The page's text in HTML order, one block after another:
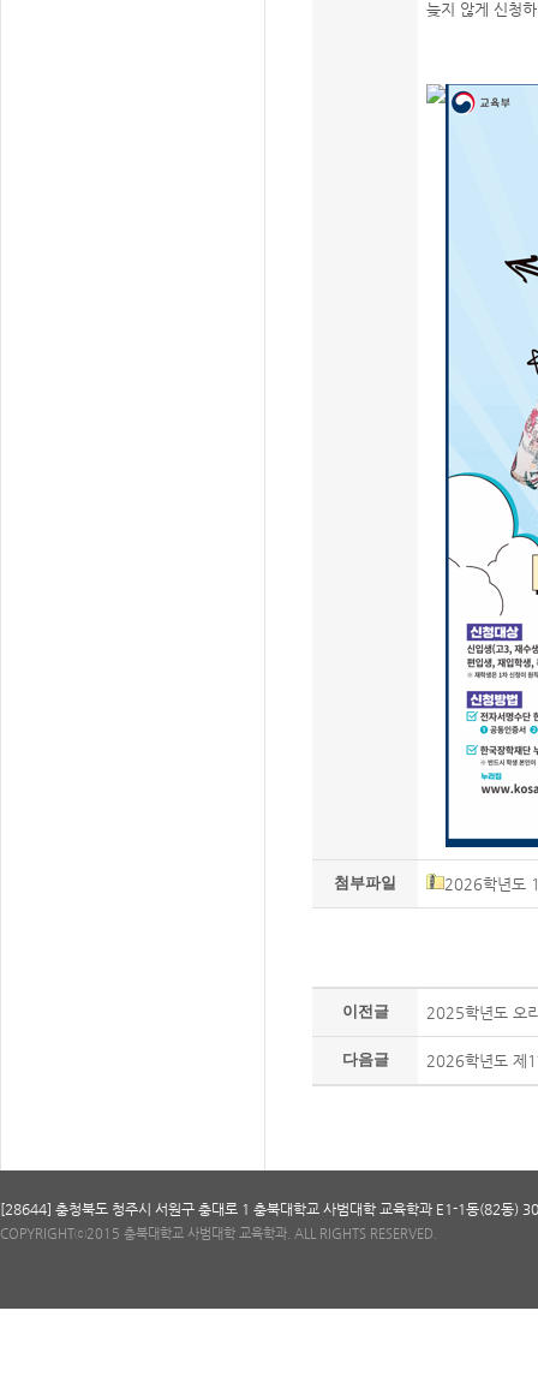
늦지 않게 신청
첨부파일 2026학년도
이전글 2025학년도 오
다음글 2026학년도 제1
[28644] 충청북도 청주시 서원구 충대로 1 충북대학교 사범대학 교육학과 E1-1동(82
COPYRIGHTⓒ2015 충북대학교 사범대학 교육학과. ALL RIGHTS RESERVED.